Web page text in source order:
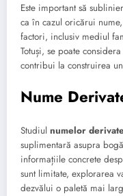
Este important să
ca în cazul oricărui
factori, inclusiv mediul
Totuși, se poate
contribui la construirea
Nume
Studiul numelor
suplimentară asupra
informațiile concrete
sunt limitate, explorarea
dezvălui o paletă mai